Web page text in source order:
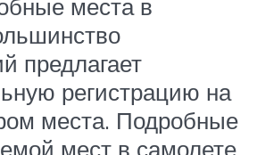
места в
предлагает
регистрацию на
места. Подробные
мест в самолете